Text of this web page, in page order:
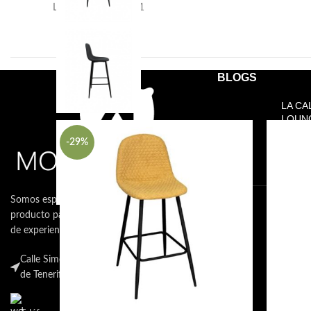
L42 x F45 x A72/101
Productos relacionados
-29%
Somos especialistas en la venta de muebles y
producto para el descanso con más de 10 años
de experiencias en el sector.
Calle Simón Bolívar Nº40 , 38007 , Santa Cruz
de Tenerife
BLOGS
LA
15 de
15